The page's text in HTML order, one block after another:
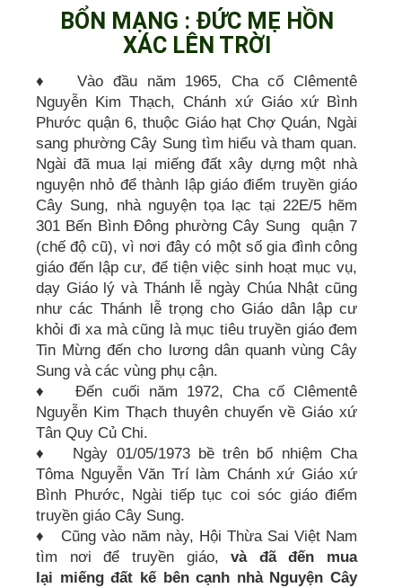
BỔN MẠNG : ĐỨC MẸ HỒN
XÁC LÊN TRỜI
♦ Vào đầu năm 1965, Cha cố Clêmentê
Nguyễn Kim Thạch, Chánh xứ Giáo xứ Bình
Phước quận 6, thuộc Giáo hạt Chợ Quán, Ngài
sang phường Cây Sung tìm hiểu và tham quan.
Ngài đã mua lại miếng đất xây dựng một nhà
nguyện nhỏ để thành lập giáo điểm truyền giáo
Cây Sung, nhà nguyện tọa lạc tại 22E/5 hẽm
301 Bến Bình Đông phường Cây Sung quận 7
(chế độ cũ), vì nơi đây có một số gia đình công
giáo đến lập cư, để tiện việc sinh hoạt mục vụ,
dạy Giáo lý và Thánh lễ ngày Chúa Nhật cũng
như các Thánh lễ trọng cho Giáo dân lập cư
khỏi đi xa mà cũng là mục tiêu truyền giáo đem
Tin Mừng đến cho lương dân quanh vùng Cây
Sung và các vùng phụ cận.
♦ Đến cuối năm 1972, Cha cố Clêmentê
Nguyễn Kim Thạch thuyên chuyển về Giáo xứ
Tân Quy Củ Chi.
♦ Ngày 01/05/1973 bề trên bổ nhiệm Cha
Tôma Nguyễn Văn Trí làm Chánh xứ Giáo xứ
Bình Phước, Ngài tiếp tục coi sóc giáo điểm
truyền giáo Cây Sung.
♦ Cũng vào năm này, Hội Thừa Sai Việt Nam
tìm nơi để truyền giáo,và đã đến mua
lại miếng đất kế bên cạnh nhà Nguyện Cây